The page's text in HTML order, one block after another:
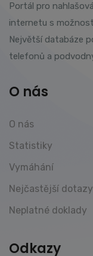
Portál pro
internetu s
Největší databáze
telefonů a
O nás
O nás
Statistiky
Vymáhání
Nejčastější dotazy
Neplatné doklady
Odkazy